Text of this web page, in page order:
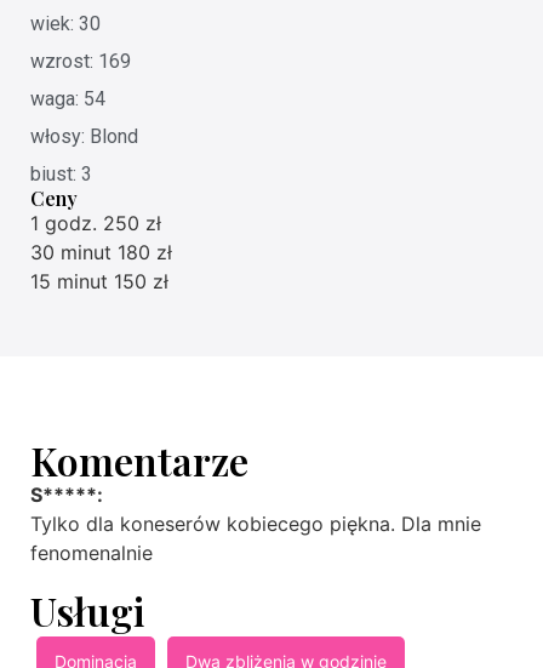
wiek: 30
wzrost: 169
waga: 54
włosy: Blond
biust: 3
Ceny
1 godz. 250 zł
30 minut 180 zł
15 minut 150 zł
Komentarze
S*****:
Tylko dla koneserów kobiecego piękna. Dla mnie
fenomenalnie
Usługi
Dominacja Dwa zbliżenia w godzinie